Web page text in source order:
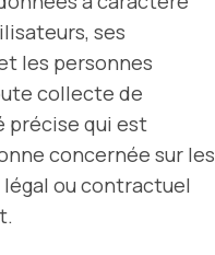
ses
les personnes
collecte de
précise qui est
concernée sur les
ou contractuel